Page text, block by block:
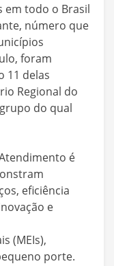
em todo o Brasil
número que
foram
11 delas
Regional do
do qual
é
eficiência
e
(MEIs),
porte.